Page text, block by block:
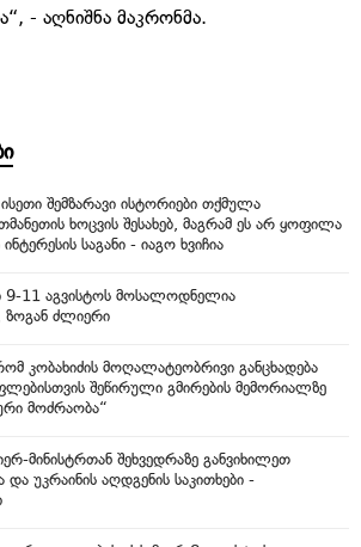
- აღნიშნა მაკრონმა.
ისეთი შემზარავი ისტორიები თქმულა
ხოცვის შესახებ, მაგრამ ეს არ ყოფილა
საგანი - იაგო ხვიჩია
9-11 აგვისტოს მოსალოდნელია
ზოგან ძლიერი
კობახიძის მოღალატეობრივი განცხადება
შეწირული გმირების მემორიალზე
მოძრაობა“
მინისტრთან შეხვედრაზე განვიხილეთ
და უკრაინის აღდგენის საკითხები -